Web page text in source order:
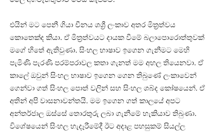
එයින් මට පෙනී ගියා චීනය ශශ්‍රී ලංකාව අතර මිත්‍රත්වය
කොතෙක්ද කියා. ඒ මිත්‍රත්වයට දායක වීමේ බලාපොරොත්තුවක්
මගේ හිතේ ඇතිවුණා. සිංහල භාෂාව ඉගෙන ගැනීමට මෙහි
පැමිණි පැරණි පරම්පරාවල කතා ගැනත් මම අහල තියෙනවා. ඒ
කාලේ ඔවුන් සිංහල භාෂාව ඉගෙන ගෙන තිබුණේ ලංකාවෙන්
ගෙන්වා ගත් සිංහල පොත් වලින් සහ සිංහල ශබ්ද කෝෂයෙන්. ඒ
අතින් අපි වාසනාවන්තයි. මම ඉගෙන ගත් කාලයේ අපට
අන්තර්ජාල ඔස්සේ තොරතුරු ලබා ගැනීමේ හැකියාව තිබුණා.
විශේෂයෙන් සිංහල හැදෑරීමේදී ඊට අදාළ පහසුකම් සියල්ල